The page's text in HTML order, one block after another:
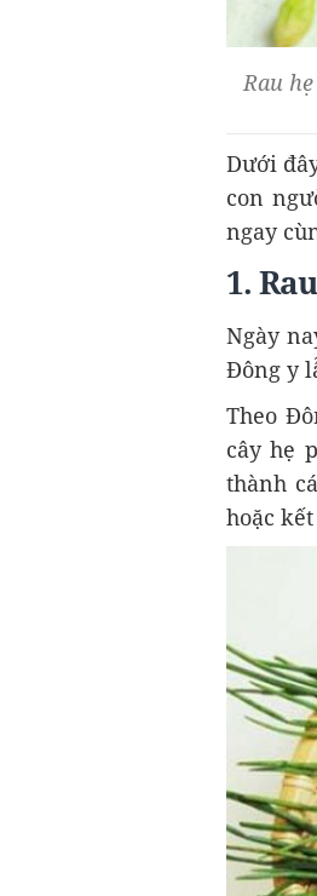
Rau
Dưới
con
ngay
1.
Ngày
Đông y
Theo
cây hẹ
thành
hoặc